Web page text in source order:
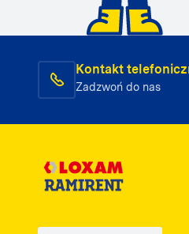
Kontakt
Zadzwoń do nas